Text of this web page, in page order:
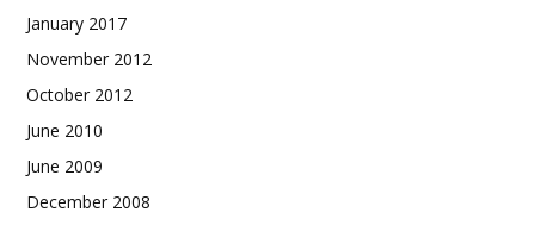
January 2017
November 2012
October 2012
June 2010
June 2009
December 2008